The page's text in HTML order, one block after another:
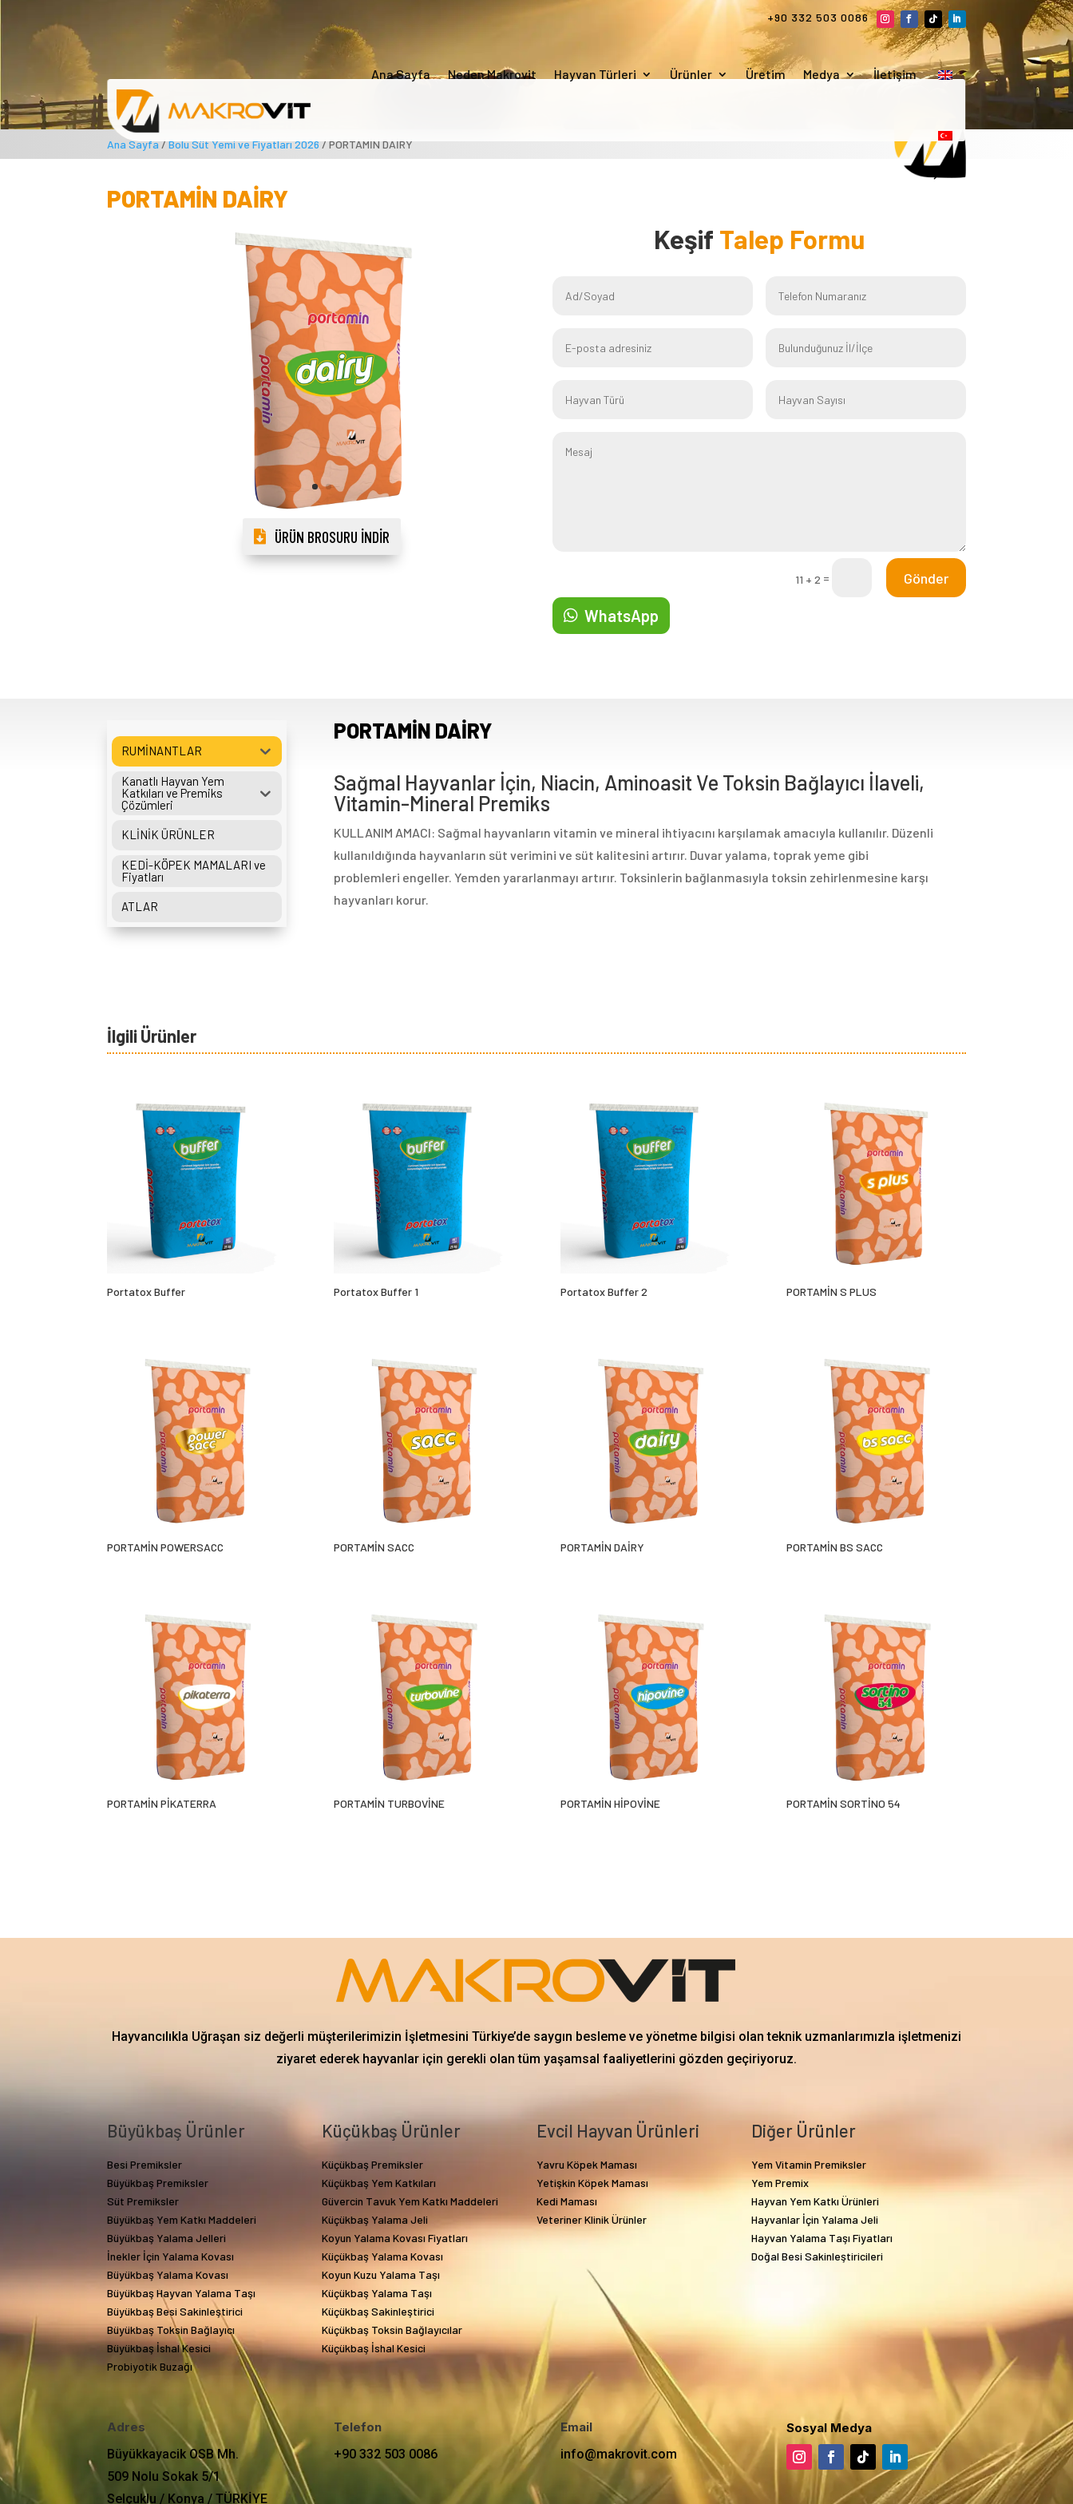
+90 332 503 0086
Ana Sayfa Neden Makrovit Hayvan Türleri Ürünler Üretim Medya İletişim
Ana Sayfa/Bolu Süt Yemi ve Fiyatları 2026/ PORTAMİN DAİRY
PORTAMİN DAİRY
ÜRÜN BROSURU İNDIR
Keşif Talep Formu
11 + 2 = Gönder
WhatsApp
RUMİNANTLAR
Kanatlı Hayvan Yem
Katkıları ve Premiks
Çözümleri
KLİNİK ÜRÜNLER
KEDİ-KÖPEK MAMALARI ve
Fiyatları
ATLAR
PORTAMİN DAİRY
Sağmal Hayvanlar İçin, Niacin, Aminoasit Ve Toksin Bağlayıcı İlaveli,
Vitamin-Mineral Premiks
KULLANIM AMACI: Sağmal hayvanların vitamin ve mineral ihtiyacını karşılamak amacıyla kullanılır. Düzenli
kullanıldığında hayvanların süt verimini ve süt kalitesini artırır. Duvar yalama, toprak yeme gibi
problemleri engeller. Yemden yararlanmayı artırır. Toksinlerin bağlanmasıyla toksin zehirlenmesine karşı
hayvanları korur.
İlgili Ürünler
Portatox Buffer Portatox Buffer 1 Portatox Buffer 2 PORTAMİN S PLUS
PORTAMİN POWERSACC PORTAMİN SACC PORTAMİN DAİRY PORTAMİN BS SACC
PORTAMİN PİKATERRA PORTAMİN TURBOVİNE PORTAMİN HİPOVİNE PORTAMİN SORTİNO 54
Hayvancılıkla Uğraşan siz değerli müşterilerimizin İşletmesini Türkiye’de saygın besleme ve yönetme bilgisi olan teknik uzmanlarımızla işletmenizi
ziyaret ederek hayvanlar için gerekli olan tüm yaşamsal faaliyetlerini gözden geçiriyoruz.
Büyükbaş Ürünler
Besi Premiksler
Büyükbaş Premiksler
Süt Premiksler
Büyükbaş Yem Katkı Maddeleri
Büyükbaş Yalama Jelleri
İnekler İçin Yalama Kovası
Büyükbaş Yalama Kovası
Büyükbaş Hayvan Yalama Taşı
Büyükbaş Besi Sakinleştirici
Büyükbaş Toksin Bağlayıcı
Büyükbaş İshal Kesici
Probiyotik Buzağı
Küçükbaş Ürünler
Küçükbaş Premiksler
Küçükbaş Yem Katkıları
Güvercin Tavuk Yem Katkı Maddeleri
Küçükbaş Yalama Jeli
Koyun Yalama Kovası Fiyatları
Küçükbaş Yalama Kovası
Koyun Kuzu Yalama Taşı
Küçükbaş Yalama Taşı
Küçükbaş Sakinleştirici
Küçükbaş Toksin Bağlayıcılar
Küçükbaş İshal Kesici
Evcil Hayvan Ürünleri
Yavru Köpek Maması
Yetişkin Köpek Maması
Kedi Maması
Veteriner Klinik Ürünler
Diğer Ürünler
Yem Vitamin Premiksler
Yem Premix
Hayvan Yem Katkı Ürünleri
Hayvanlar İçin Yalama Jeli
Hayvan Yalama Taşı Fiyatları
Doğal Besi Sakinleştiricileri
Adres
Büyükkayacik OSB Mh.
509 Nolu Sokak 5/1
Selçuklu / Konya / TÜRKİYE
Telefon
+90 332 503 0086
Email
info@makrovit.com
Sosyal Medya